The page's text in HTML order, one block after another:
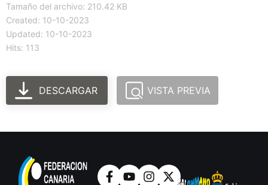
Tamaño del archivo: 210.42 KB
Created: 10-10-2023
Updated: 10-10-2023
Hits: 113
DESCARGAR VISTA PREVIA